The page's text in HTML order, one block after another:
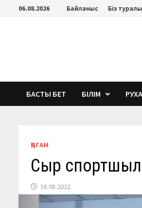
Перейти06.08.2026 Байланыс Біз туралы
БАСТЫ БЕТ БІЛІМ
ҚОҒАМ
Сыр
18.08.2022